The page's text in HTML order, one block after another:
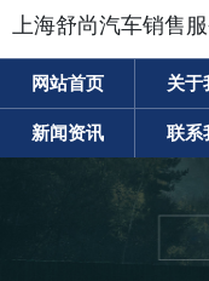
上海舒尚汽车销售
网站首页 关于
新闻资讯 联系